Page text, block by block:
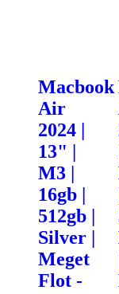
Macbook
Air
2024 |
13" |
M3 |
16gb |
512gb |
Silver |
Meget
Flot -